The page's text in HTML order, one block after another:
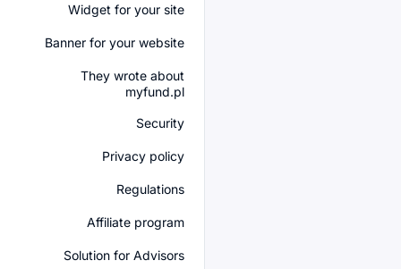
Widget for your site
Banner for your website
They wrote about
myfund.pl
Security
Privacy policy
Regulations
Affiliate program
Solution for Advisors